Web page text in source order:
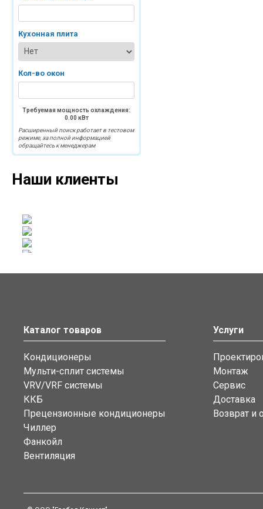
Кухонная плита
Кол-во окон
Требуемая мощность охлаждения:
0.00 кВт
Расширенный поиск работает в тестовом
режиме, за полной информацией
обращайтесь к менеджерам
Наши клиенты
Каталог товаров
Кондиционеры
Мульти-сплит системы
VRV/VRF системы
ККБ
Прецензионные кондиционеры
Чиллер
Фанкойл
Вентиляция
Услуги
Монтаж
Сервис
Доставка
Возврат и